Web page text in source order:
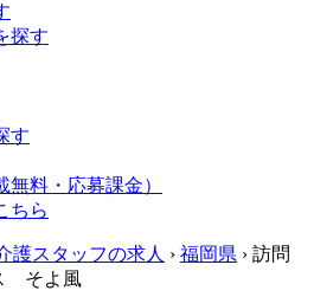
探す
す
料・応募課金）
ちら
護スタッフの求人 › 福岡県 › 訪問
そよ風